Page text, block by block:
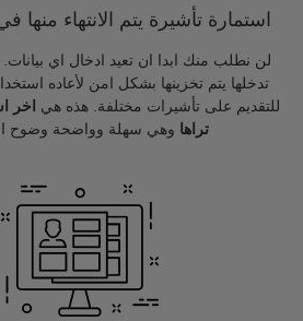
استمارة تأشيرة يتم الانتهاء
لن نطلب منك ابدا ان تعيد ادخال اي بيانات.
تدخلها يتم تخزينها بشكل امن لأعاده
للتقديم على تأشيرات مختلفة. هذه هي
اخر
تراها وهي سهلة وواضحة وضوح